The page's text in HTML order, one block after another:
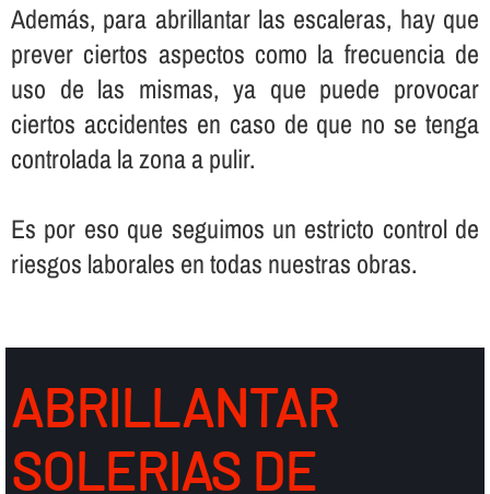
Además, para abrillantar las escaleras, hay que
prever ciertos aspectos como la frecuencia de
uso de las mismas, ya que puede provocar
ciertos accidentes en caso de que no se tenga
controlada la zona a pulir.
Es por eso que seguimos un estricto control de
riesgos laborales en todas nuestras obras.
ABRILLANTAR
SOLERIAS DE